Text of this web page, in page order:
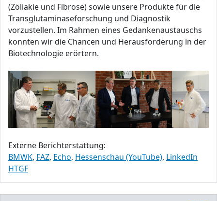
(Zöliakie und Fibrose) sowie unsere Produkte für die
Transglutaminaseforschung und Diagnostik
vorzustellen. Im Rahmen eines Gedankenaustauschs
konnten wir die Chancen und Herausforderung in der
Biotechnologie erörtern.
Externe Berichterstattung:
BMWK, FAZ, Echo, Hessenschau (YouTube), LinkedIn
HTGF